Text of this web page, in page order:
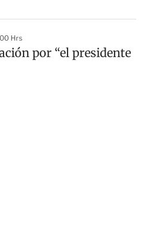
Hrs
por “el presidente